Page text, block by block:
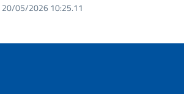
20/05/2026 10:25.11